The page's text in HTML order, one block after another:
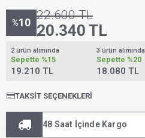
%10
22.600TL
20.340 TL
2 ürün alımında
Sepette %15
19.210 TL
3 ürün alımında
Sepette %20
18.080 TL
TAKSIT SEÇENEKLERI
48 Saat İçinde Kargo